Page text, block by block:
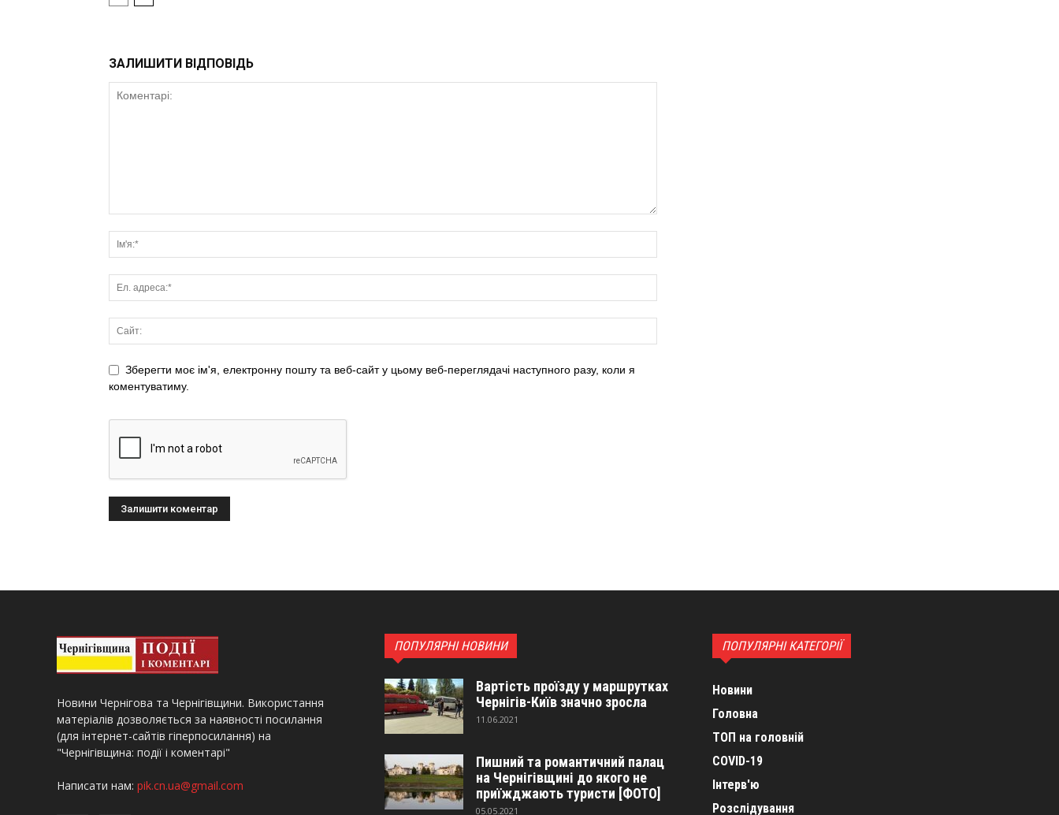
ЗАЛИШИТИ ВІДПОВІДЬ
Зберегти моє ім'я, електронну пошту та веб-сайт у цьому веб-переглядачі наступного разу, коли я
коментуватиму.
Новини Чернігова та Чернігівщини. Використання
матеріалів дозволяється за наявності посилання
(для інтернет-сайтів гіперпосилання) на
"Чернігівщина: події і коментарі"
Написати нам: pik.cn.ua@gmail.com
ПОПУЛЯРНІ НОВИНИ
Вартість проїзду у маршрутках
Чернігів-Київ значно зросла
11.06.2021
Пишний та романтичний палац
на Чернігівщині до якого не
приїжджають туристи [ФОТО]
05.05.2021
ПОПУЛЯРНІ КАТЕГОРІЇ
Новини
Головна
ТОП на головній
COVID-19
Інтерв'ю
Розслідування